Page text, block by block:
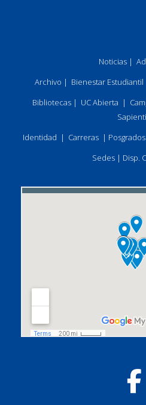
Noticias |
Archivo | Bienestar Estudiantil
Bibliotecas| UC Abierta |
Identidad | Carreras | Posgrados
Sedes | Disp.